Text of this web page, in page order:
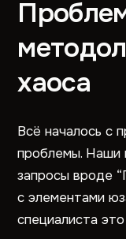
хаоса
Всё началось с
проблемы. Наши
запросы вроде
с элементами
специалиста